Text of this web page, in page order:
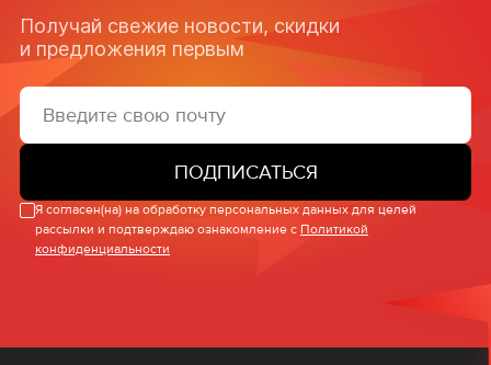
Получай свежие новости, скидки
и предложения первым
ПОДПИСАТЬСЯ
Я согласен(на) на обработку персональных данных для целей
рассылки и подтверждаю ознакомление с Политикой
конфиденциальности